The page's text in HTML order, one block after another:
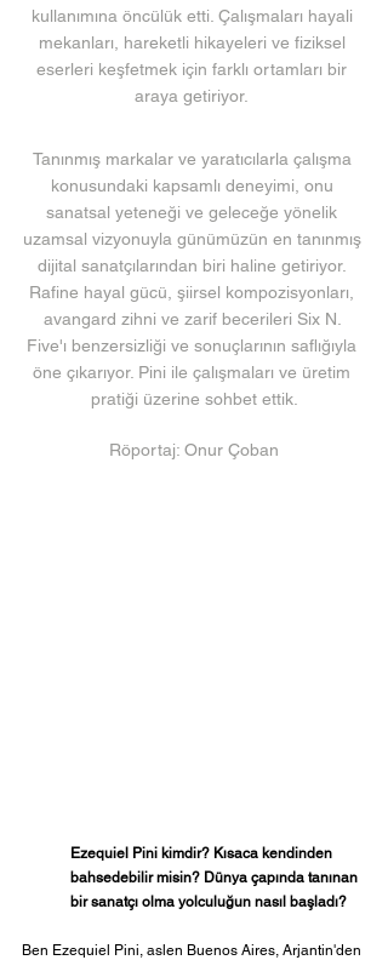
kullanımına öncülük etti. Çalışmaları hayali
mekanları, hareketli hikayeleri ve fiziksel
eserleri keşfetmek için farklı ortamları bir
araya getiriyor.
Tanınmış markalar ve yaratıcılarla çalışma
konusundaki kapsamlı deneyimi, onu
sanatsal yeteneği ve geleceğe yönelik
uzamsal vizyonuyla günümüzün en tanınmış
dijital sanatçılarından biri haline getiriyor.
Rafine hayal gücü, şiirsel kompozisyonları,
avangard zihni ve zarif becerileri Six N.
Five'ı benzersizliği ve sonuçlarının saflığıyla
öne çıkarıyor. Pini ile çalışmaları ve üretim
pratiği üzerine sohbet ettik.
Röportaj: Onur Çoban
Ezequiel Pini kimdir? Kısaca kendinden
bahsedebilir misin? Dünya çapında tanınan
bir sanatçı olma yolculuğun nasıl başladı?
Ben Ezequiel Pini, aslen Buenos Aires, Arjantin'den